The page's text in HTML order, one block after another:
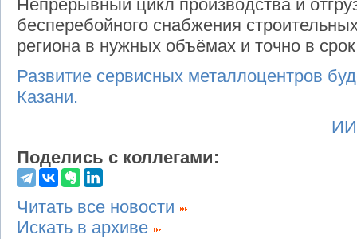
Непрерывный цикл производства и
бесперебойного снабжения
региона в нужных объёмах и точно в
Развитие сервисных металлоцентров
Казани.
Поделись с коллегами:
Читать все новости
Искать в архиве